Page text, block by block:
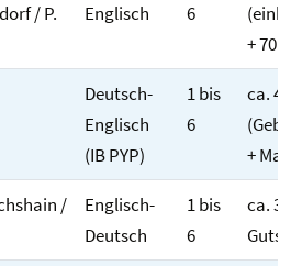
/ P.
Englisch
6
+ 70
Deutsch-
Englisch
(IB PYP)
1 bis
6
ca.
+
/
Englisch-
Deutsch
1 bis
6
ca.